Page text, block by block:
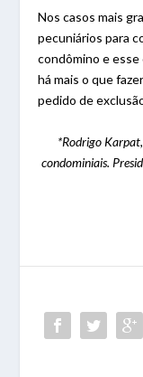
Nos casos mais
pecuniários para
condômino e
há mais o que
pedido de
*Rodrigo
condominiais.